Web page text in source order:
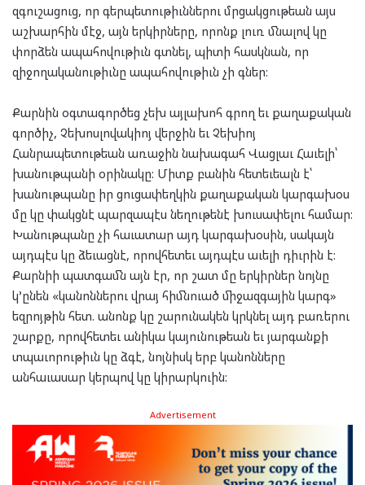
զգուշացուց, որ գերպետութիւններու մրցակցութեան այս
աշխարհին մէջ, այն երկիրները, որոնք լուռ մնալով կը
փորձեն ապահովութիւն գտնել, պիտի հասկնան, որ
զիջողականութիւնը ապահովութիւն չի գներ:
Քարնին օգտագործեց չեխ այլախոհ գրող եւ քաղաքական
գործիչ, Չեխոսլովակիոյ վերջին եւ Չեխիոյ
Հանրապետութեան առաջին նախագահ Վացլաւ Հաւելի՝
խանութպանի օրինակը: Միտք բանին հետեւեալն է՝
խանութպանը իր ցուցափեղկին քաղաքական կարգախօս
մը կը փակցնէ պարզապէս նեղութենէ խուսափելու համար:
Խանութպանը չի հաւատար այդ կարգախօսին, սակայն
այդպէս կը ձեւացնէ, որովհետեւ այդպէս աւելի դիւրին է:
Քարնիի պատգամն այն էր, որ շատ մը երկիրներ նոյնը
կ’ընեն «կանոններու վրայ հիմնուած միջազգային կարգ»
եզրոյթին հետ. անոնք կը շարունակեն կրկնել այդ բառերու
շարքը, որովհետեւ անիկա կայունութեան եւ յարգանքի
տպաւորութիւն կը ձգէ, նոյնիսկ երբ կանոնները
անհաւասար կերպով կը կիրարկուին:
Advertisement